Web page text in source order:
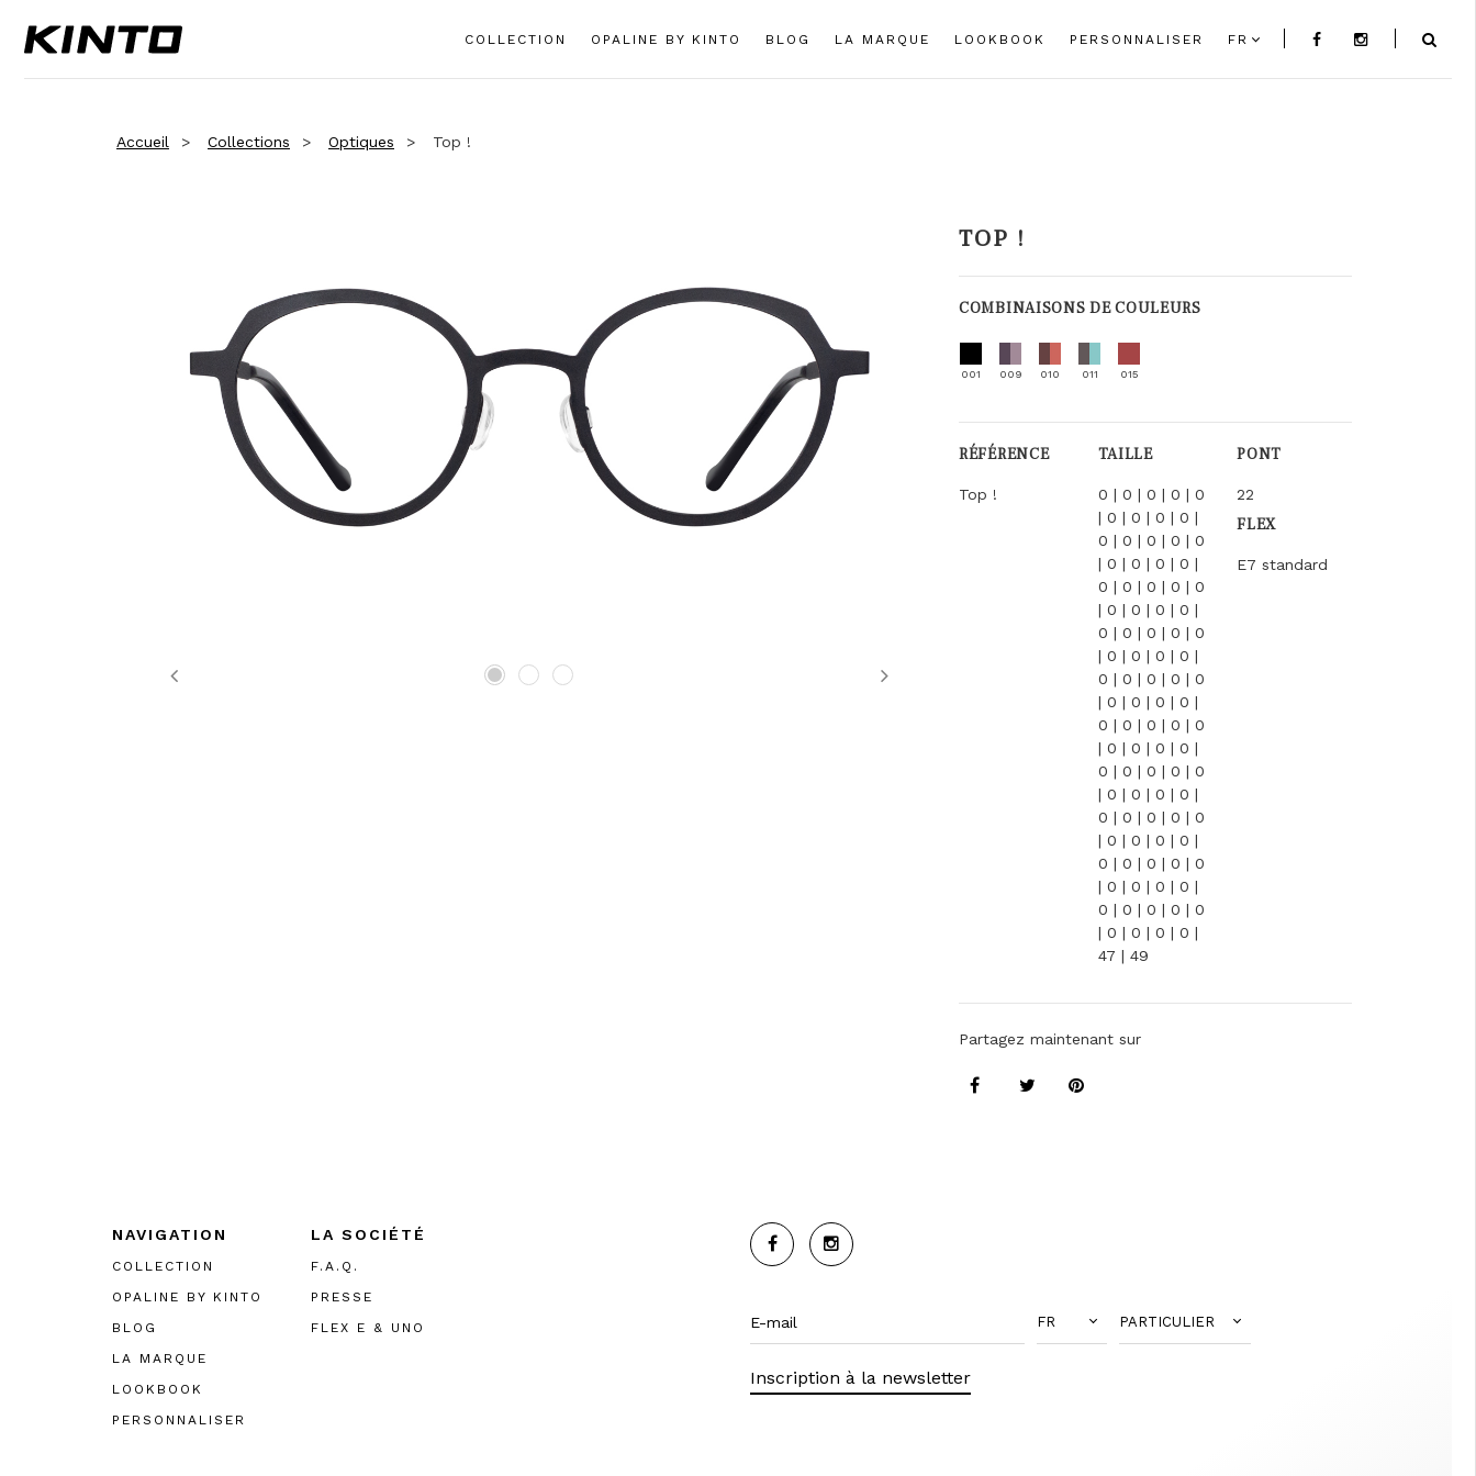
COLLECTION OPALINE BY KINTO BLOG LA MARQUE LOOKBOOK PERSONNALISER FR
Accueil Collections Optiques Top !
Previous Next
TOP !
COMBINAISONS DE COULEURS
001 009 010 011 015
RÉFÉRENCE
Top !
TAILLE
0 | 0 | 0 | 0 | 0
| 0 | 0 | 0 | 0 |
0 | 0 | 0 | 0 | 0
| 0 | 0 | 0 | 0 |
0 | 0 | 0 | 0 | 0
| 0 | 0 | 0 | 0 |
0 | 0 | 0 | 0 | 0
| 0 | 0 | 0 | 0 |
0 | 0 | 0 | 0 | 0
| 0 | 0 | 0 | 0 |
0 | 0 | 0 | 0 | 0
| 0 | 0 | 0 | 0 |
0 | 0 | 0 | 0 | 0
| 0 | 0 | 0 | 0 |
0 | 0 | 0 | 0 | 0
| 0 | 0 | 0 | 0 |
0 | 0 | 0 | 0 | 0
| 0 | 0 | 0 | 0 |
0 | 0 | 0 | 0 | 0
| 0 | 0 | 0 | 0 |
47 | 49
PONT
22
FLEX
E7 standard
Partagez maintenant sur
NAVIGATION
COLLECTION
OPALINE BY KINTO
BLOG
LA MARQUE
LOOKBOOK
PERSONNALISER
LA SOCIÉTÉ
F.A.Q.
PRESSE
FLEX E & UNO
FR PARTICULIER
Inscription à la newsletter